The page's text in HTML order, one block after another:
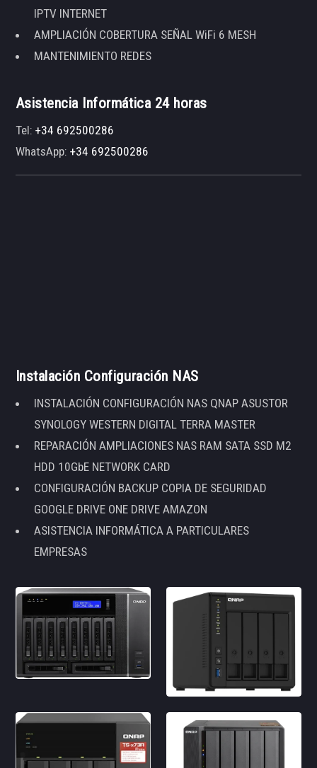
IPTV INTERNET
AMPLIACIÓN COBERTURA SEÑAL WiFi 6 MESH
MANTENIMIENTO REDES
Asistencia Informática 24 horas
Tel:+34 692500286
WhatsApp:+34 692500286
Instalación Configuración NAS
INSTALACIÓN CONFIGURACIÓN NAS QNAP ASUSTOR
SYNOLOGY WESTERN DIGITAL TERRA MASTER
REPARACIÓN AMPLIACIONES NAS RAM SATA SSD M2
HDD 10GbE NETWORK CARD
CONFIGURACIÓN BACKUP COPIA DE SEGURIDAD
GOOGLE DRIVE ONE DRIVE AMAZON
ASISTENCIA INFORMÁTICA A PARTICULARES
EMPRESAS